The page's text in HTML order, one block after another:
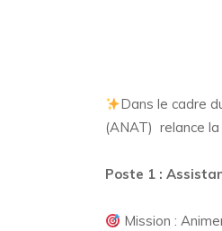
Dans le cadre
(ANAT) relance
Poste 1 :
Mission :